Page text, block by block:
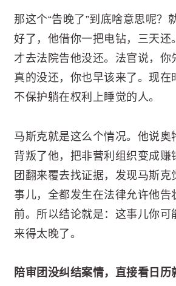
那这个“告晚了”到底啥意思呢？
好了，他借你一把电钻，三天还
才去法院告他没还。法官说，你
真的没还，你也早该来了。现在
不保护躺在权利上睡觉的人。
马斯克就是这么个情况。他说奥
背叛了他，把非营利组织变成赚
团翻来覆去找证据，发现马斯克
事儿，全都发生在法律允许他告
前。所以结论就是：这事儿你可
来得太晚了。
陪审团没纠结案情，直接看日历